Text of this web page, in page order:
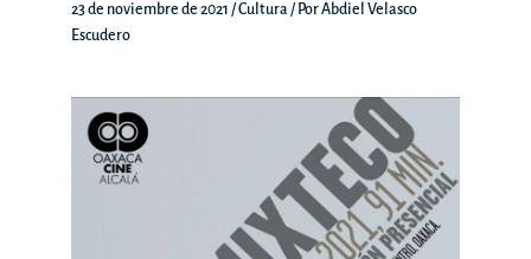
23 de noviembre de 2021 /Cultura / PorAbdiel Velasco
Escudero